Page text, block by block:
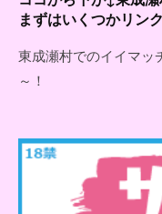
まずはいくつかリン
東成瀬村でのイイマッ
～！